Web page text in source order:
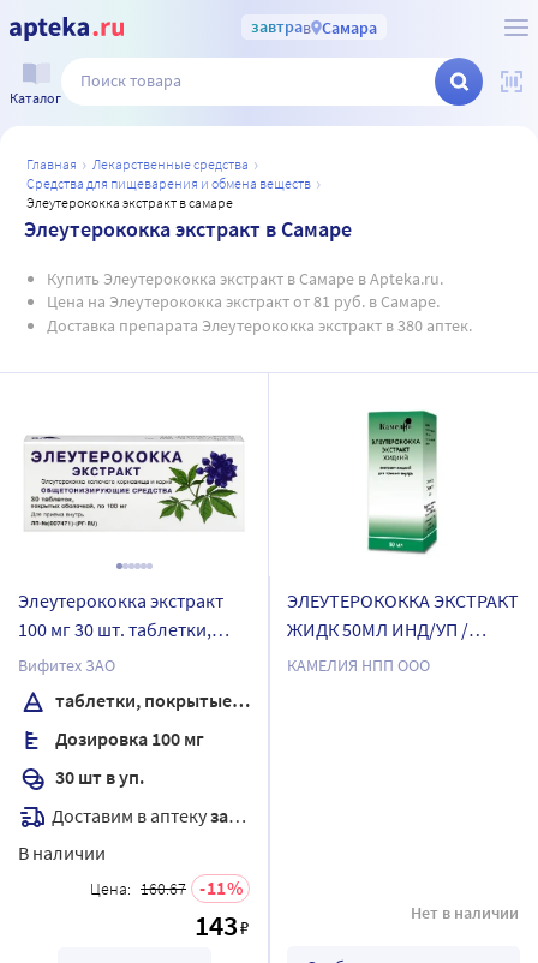
завтрав Самара
Каталог
главная
лекарственные средства
средства для пищеварения и обмена веществ
элеутерококка экстракт в самаре
Элеутерококка экстракт в Самаре
Купить Элеутерококка экстракт в Самаре в Apteka.ru.
Цена на Элеутерококка экстракт от 81 руб. в Самаре.
Доставка препарата Элеутерококка экстракт в 380 аптек.
Элеутерококка экстракт
100 мг 30 шт. таблетки,
покрытые оболочкой
Вифитех ЗАО
таблетки, покрытые оболочкой
Дозировка 100 мг
30 шт в уп.
Доставим в аптекузавтра
В наличии
Цена: 160.67 11
143₽
ЭЛЕУТЕРОКОККА ЭКСТРАКТ
ЖИДК 50МЛ ИНД/УП /
КАМЕЛИЯ/
КАМЕЛИЯ НПП ООО
Нет в наличии